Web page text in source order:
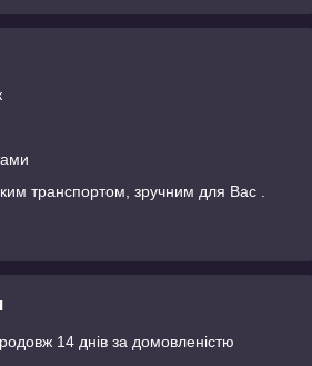
транспортом, зручним для Вас .
14 днів за домовленістю